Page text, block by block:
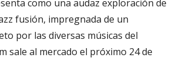
como una audaz exploración de
fusión, impregnada de un
por las diversas músicas del
sale al mercado el próximo 24 de